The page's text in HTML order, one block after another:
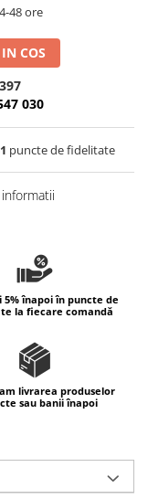
48 ore
COS
030
puncte de fidelitate
5% înapoi în puncte de
la fiecare comandă
livrarea produselor
sau banii înapoi